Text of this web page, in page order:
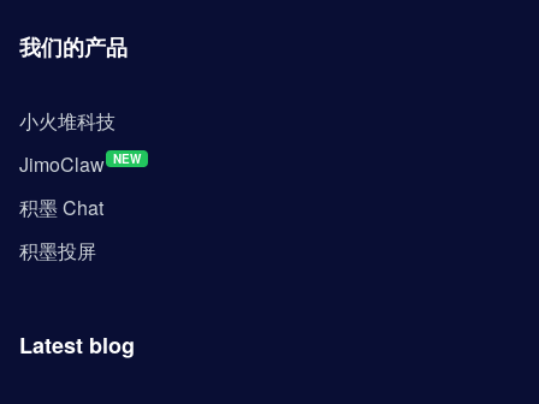
我们的产品
小火堆科技
JimoClaw NEW
积墨 Chat
积墨投屏
Latest blog